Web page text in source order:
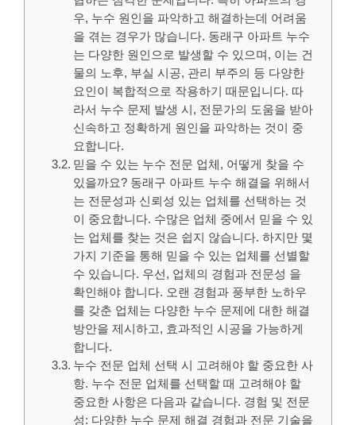
우, 누수 원인을 파악하고 해결하는데 어려움
을 겪는 경우가 많습니다. 동래구 아파트 누수
는 다양한 원인으로 발생할 수 있으며, 이는 건
물의 노후, 부실 시공, 관리 부주의 등 다양한
요인이 복합적으로 작용하기 때문입니다. 따
라서 누수 문제 발생 시, 전문가의 도움을 받아
신속하고 정확하게 원인을 파악하는 것이 중
요합니다.
믿을 수 있는 누수 전문 업체, 어떻게 찾을 수
있을까요? 동래구 아파트 누수 해결을 위해서
는 전문성과 신뢰성 있는 업체를 선택하는 것
이 중요합니다. 수많은 업체 중에서 믿을 수 있
는 업체를 찾는 것은 쉽지 않습니다. 하지만 몇
가지 기준을 통해 믿을 수 있는 업체를 선별할
수 있습니다. 우선, 업체의 경험과 전문성 을
확인해야 합니다. 오랜 경험과 풍부한 노하우
를 갖춘 업체는 다양한 누수 문제에 대한 해결
방안을 제시하고, 효과적인 시공을 가능하게
합니다.
누수 전문 업체 선택 시 고려해야 할 중요한 사
항. 누수 전문 업체를 선택할 때 고려해야 할
중요한 사항은 다음과 같습니다. 경험 및 전문
성: 다양한 누수 문제 해결 경험과 전문 기술을